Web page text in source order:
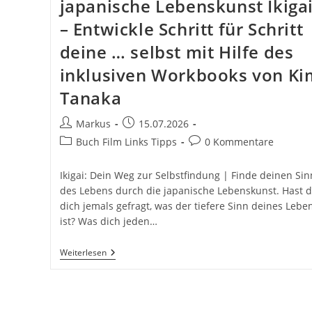
japanische Lebenskunst Ikigai
– Entwickle Schritt für Schritt
deine … selbst mit Hilfe des
inklusiven Workbooks von
Tanaka
Beitrags-
Autor:
Markus
Beitrag
veröffentlicht:
15.07.2026
Beitrags-
Buch Film Links Tipps
Beitrags-
0 Kommentare
Ikigai: Dein Weg zur Selbstfindung | Finde deinen
des Lebens durch die japanische Lebenskunst. Hast
dich jemals gefragt, was der tiefere Sinn deines
ist? Was dich jeden…
WeiterlesenIkigai:
Dein